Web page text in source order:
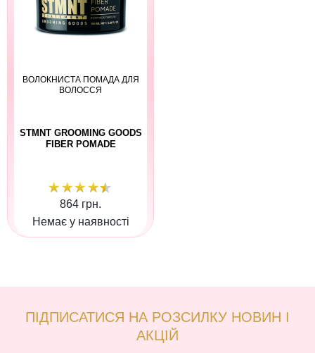
ВОЛОКНИСТА ПОМАДА ДЛЯ
ВОЛОССЯ
STMNT GROOMING GOODS
FIBER POMADE
864 грн.
Немає у наявності
ПІДПИСАТИСЯ НА РОЗСИЛКУ НОВИН І
АКЦІЙ